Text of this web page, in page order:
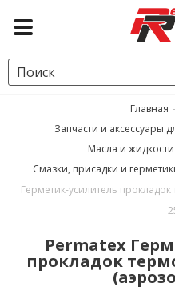
Главная -
Запчасти и аксессуары
Масла и
Смазки, присадки и
Герметик-усилитель
Permatex
прокладок